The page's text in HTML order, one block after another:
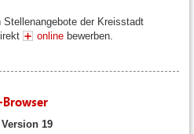
der Kreisstadt
online bewerben.
19